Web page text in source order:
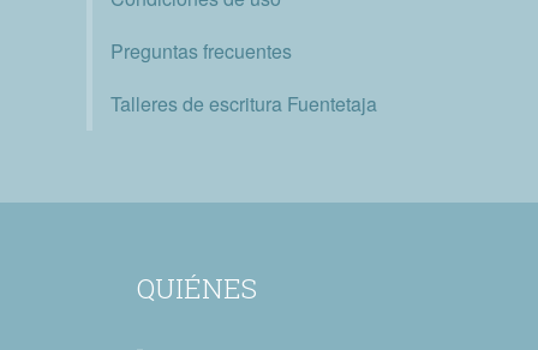
Preguntas frecuentes
Talleres de escritura Fuentetaja
QUIÉNES